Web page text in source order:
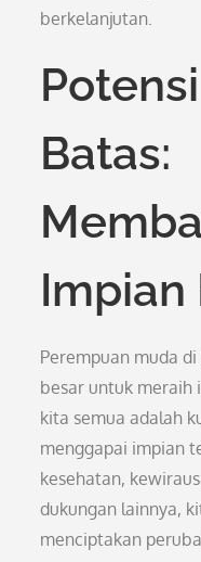
berkelanjutan.
Batas:
Impian
Perempuan muda
besar untuk meraih
kita semua adalah
menggapai impian
kesehatan,
dukungan lainnya,
menciptakan